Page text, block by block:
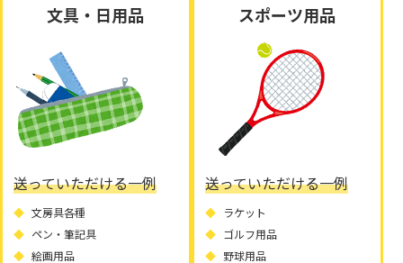
文具・日用品
送っていただける一例
文房具各種
ペン・筆記具
絵画用品
スポーツ用品
送っていただける一例
ラケット
ゴルフ用品
野球用品